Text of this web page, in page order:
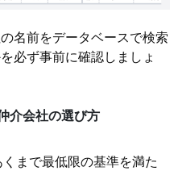
名前をデータベースで検索
必ず事前に確認しましょ
介会社の選び方
まで最低限の基準を満た